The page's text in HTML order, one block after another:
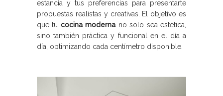
estancia y tus preferencias para presentarte
propuestas realistas y creativas. El objetivo es
que tu cocina modernano solo sea estética,
sino también práctica y funcional en el día a
día, optimizando cada centímetro disponible.